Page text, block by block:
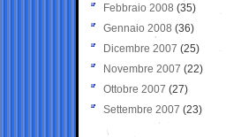
Febbraio 2008 (35)
Gennaio 2008 (36)
Dicembre 2007 (25)
Novembre 2007 (22)
Ottobre 2007 (27)
Settembre 2007 (23)